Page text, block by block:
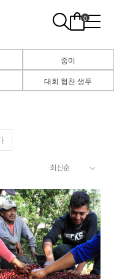
0
중미
대회 협찬 생두